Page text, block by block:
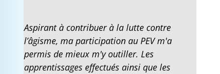
Aspirant à contribuer à la lutte contre
l’âgisme, ma participation au PEV m'a
permis de mieux m'y outiller. Les
apprentissages effectués ainsi que les